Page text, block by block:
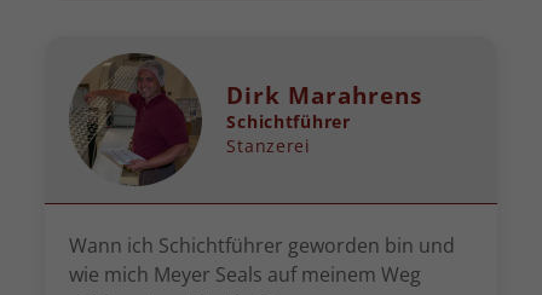
Dirk Marahrens
Schichtführer
Stanzerei
Wann ich Schichtführer geworden bin und
wie mich Meyer Seals auf meinem Weg